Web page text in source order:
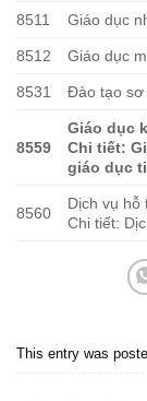
8511 Giáo dục
8512 Giáo dục
8531 Đào tạo sơ
8559
Giáo dục
Chi tiết:
giáo dục
8560
Dịch vụ hỗ
Chi tiết:
This entry was